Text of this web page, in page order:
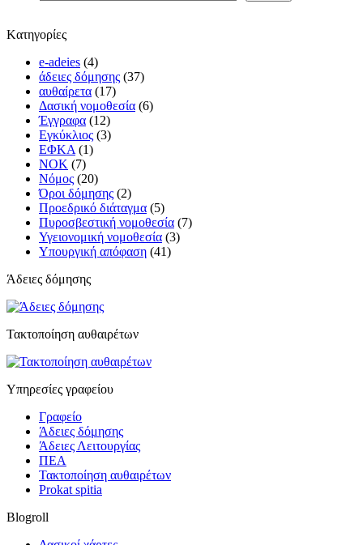
Kατηγορίες
e-adeies (4)
άδειες δόμησης (37)
αυθαίρετα (17)
Δασική νομοθεσία (6)
Έγγραφα (12)
Εγκύκλιος (3)
ΕΦΚΑ(1)
ΝΟΚ (7)
Νόμος (20)
Όροι δόμησης (2)
Προεδρικό διάταγμα (5)
Πυροσβεστική νομοθεσία (7)
Υγειονομική νομοθεσία (3)
Υπουργική απόφαση (41)
Άδειες δόμησης
Τακτοποίηση αυθαιρέτων
Υπηρεσίες γραφείου
Γραφείο
Άδειες δόμησης
Άδειες Λειτουργίας
ΠΕΑ
Τακτοποίηση αυθαιρέτων
Prokat spitia
Blogroll